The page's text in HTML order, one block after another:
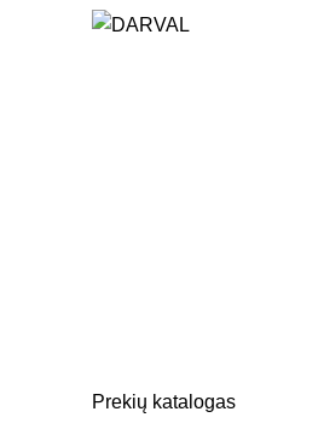
Prekių katalogas